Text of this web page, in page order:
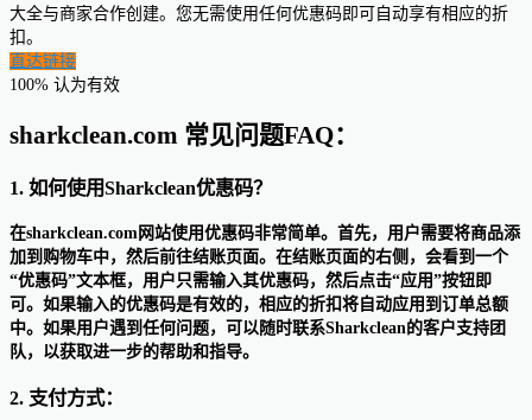
大全与商家合作创建。您无需使用任何优惠码即可自动享有相应的折
扣。
直达链接
100% 认为有效
sharkclean.com 常见问题FAQ：
1. 如何使用Sharkclean优惠码？
在sharkclean.com网站使用优惠码非常简单。首先，用户需要将商品添
加到购物车中，然后前往结账页面。在结账页面的右侧，会看到一个
“优惠码”文本框，用户只需输入其优惠码，然后点击“应用”按钮即
可。如果输入的优惠码是有效的，相应的折扣将自动应用到订单总额
中。如果用户遇到任何问题，可以随时联系Sharkclean的客户支持团
队，以获取进一步的帮助和指导。
2. 支付方式：